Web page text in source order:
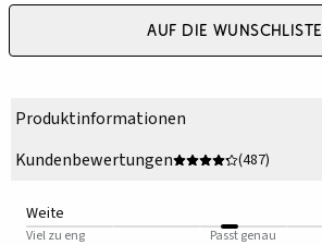
Auf die Wunschliste
Produktinformationen
Kundenbewertungen
(487)
Weite
Viel zu eng Passt genau